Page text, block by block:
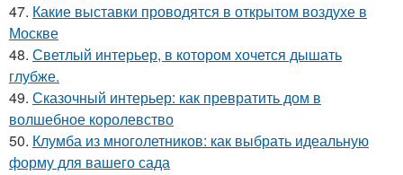
47. Какие выставки проводятся в открытом воздухе в
Москве
48. Светлый интерьер, в котором хочется дышать
глубже.
49. Сказочный интерьер: как превратить дом в
волшебное королевство
50. Клумба из многолетников: как выбрать идеальную
форму для вашего сада